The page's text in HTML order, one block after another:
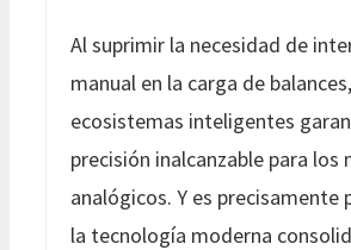
Al suprimir la necesidad de
manual en la carga de
ecosistemas inteligentes
precisión inalcanzable para los
analógicos. Y es precisamente
la tecnología moderna